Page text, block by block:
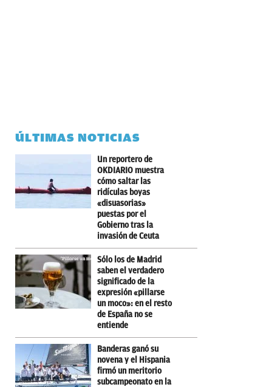
ÚLTIMAS NOTICIAS
Un reportero de
OKDIARIO muestra
cómo saltar las
ridículas boyas
«disuasorias»
puestas por el
Gobierno tras la
invasión de Ceuta
Sólo los de Madrid
saben el verdadero
significado de la
expresión «pillarse
un moco»: en el resto
de España no se
entiende
Banderas ganó su
novena y el Hispania
firmó un meritorio
subcampeonato en la